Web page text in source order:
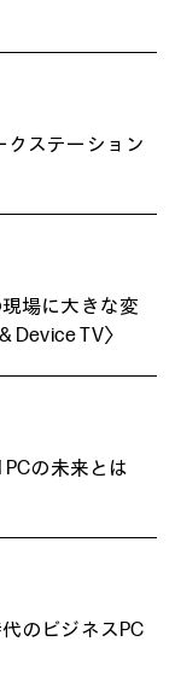
クステーション
場に大きな変
Device TV〉
の未来とは
のビジネスPC